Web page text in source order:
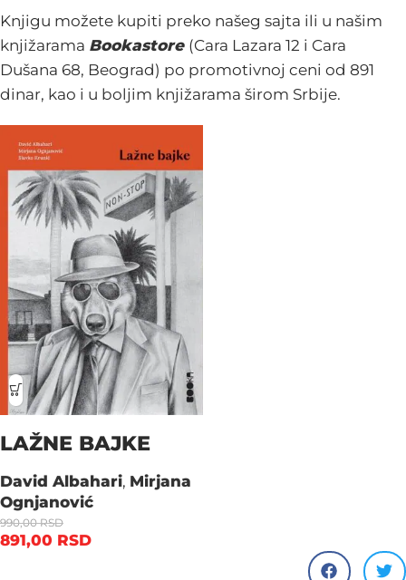
Knjigu možete kupiti preko našeg sajta ili u našim
knjižarama Bookastore (Cara Lazara 12 i Cara
Dušana 68, Beograd) po promotivnoj ceni od 891
dinar, kao i u boljim knjižarama širom Srbije.
LAŽNE BAJKE
David Albahari, Mirjana
Ognjanović
990,00RSD
891,00 RSD